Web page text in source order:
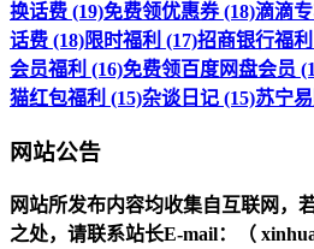
换话费 (19)免费领优惠券 (18)滴滴
话费 (18)限时福利 (17)招商银行福
会员福利 (16)免费领百度网盘会员
猫红包福利 (15)杂谈日记 (15)苏宁
网站公告
网站所发布内容均收集自互联网，
之处，请联系站长E-mail：（